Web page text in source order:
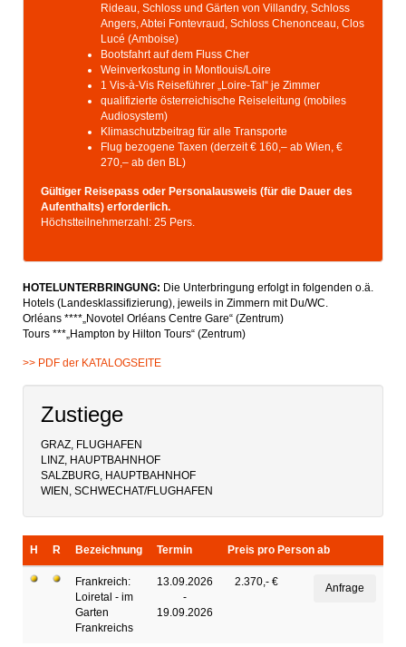
Rideau, Schloss und Gärten von Villandry, Schloss
Angers, Abtei Fontevraud, Schloss Chenonceau, Clos
Lucé (Amboise)
Bootsfahrt auf dem Fluss Cher
Weinverkostung in Montlouis/Loire
1 Vis-à-Vis Reiseführer „Loire-Tal“ je Zimmer
qualifizierte österreichische Reiseleitung (mobiles
Audiosystem)
Klimaschutzbeitrag für alle Transporte
Flug bezogene Taxen (derzeit € 160,– ab Wien, €
270,– ab den BL)
Gültiger Reisepass oder Personalausweis (für die Dauer des
Aufenthalts) erforderlich.
Höchstteilnehmerzahl: 25 Pers.
HOTELUNTERBRINGUNG: Die Unterbringung erfolgt in folgenden o.ä.
Hotels (Landesklassifizierung), jeweils in Zimmern mit Du/WC.
Orléans ****„Novotel Orléans Centre Gare“ (Zentrum)
Tours ***„Hampton by Hilton Tours“ (Zentrum)
>> PDF der KATALOGSEITE
Zustiege
GRAZ, FLUGHAFEN
LINZ, HAUPTBAHNHOF
SALZBURG, HAUPTBAHNHOF
WIEN, SCHWECHAT/FLUGHAFEN
H R Bezeichnung Termin Preis pro Person ab
Frankreich:
Loiretal - im
Garten
Frankreichs
13.09.2026
-
19.09.2026
2.370,- €